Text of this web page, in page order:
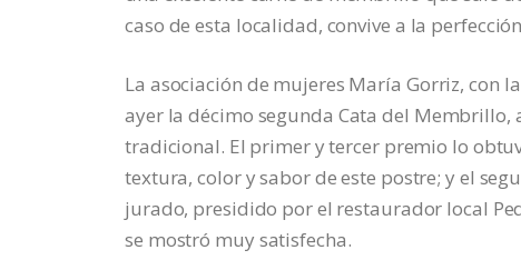
caso de esta localidad, convive a la
La asociación de mujeres María Gorriz, con
ayer la décimo segunda Cata del
tradicional. El primer y tercer premio lo
textura, color y sabor de este postre; y el
jurado, presidido por el restaurador local
se mostró muy satisfecha.